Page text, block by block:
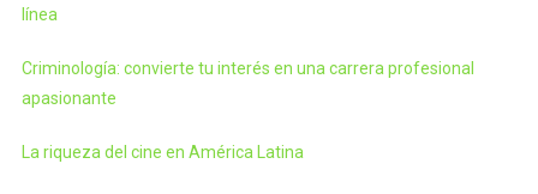
línea
Criminología: convierte tu interés en una carrera profesional
apasionante
La riqueza del cine en América Latina